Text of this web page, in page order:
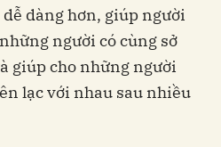
dàng hơn, giúp người
người có cùng sở
giúp cho những người
lạc với nhau sau nhiều